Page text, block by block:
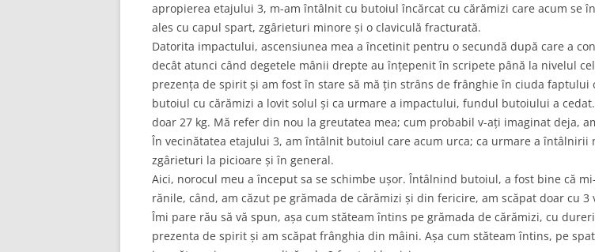
apropierea etajului 3, m-am întâlnit cu butoiul încărcat cu cărămizi care acum se
ales cu capul spart, zgârieturi minore și o claviculă fracturată.
Datorita impactului, ascensiunea mea a încetinit pentru o secundă după care a
decât atunci când degetele mânii drepte au înțepenit în scripete până la nivelul
prezența de spirit și am fost în stare să mă țin strâns de frânghie în ciuda
butoiul cu cărămizi a lovit solul și ca urmare a impactului, fundul butoiului a
doar 27 kg. Mă refer din nou la greutatea mea; cum probabil v-ați imaginat deja,
În vecinătatea etajului 3, am întâlnit butoiul care acum urca; ca urmare a
zgârieturi la picioare și în general.
Aici, norocul meu a început sa se schimbe ușor. Întâlnind butoiul, a fost bine că
rănile, când, am căzut pe grămada de cărămizi și din fericire, am scăpat doar cu 3
Îmi pare rău să vă spun, așa cum stăteam întins pe grămada de cărămizi, cu
prezenta de spirit și am scăpat frânghia din mâini. Așa cum stăteam întins, pe